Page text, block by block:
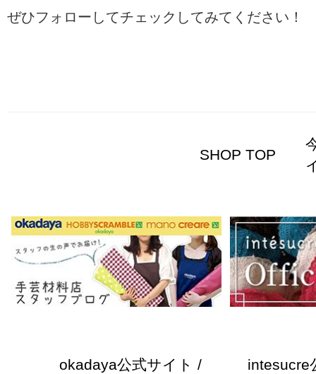
ぜひフォローしてチェックしてみてください！
SHOP TOP
okadaya公式サイト /
intesucre